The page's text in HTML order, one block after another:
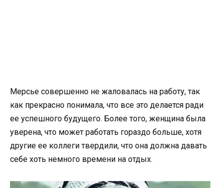
Мерсье совершенно не жаловалась на работу, так
как прекрасно понимала, что все это делается ради
ее успешного будущего. Более того, женщина была
уверена, что может работать гораздо больше, хотя
другие ее коллеги твердили, что она должна давать
себе хоть немного времени на отдых.